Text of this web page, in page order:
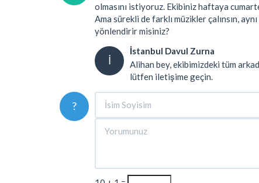
olmasını istiyoruz. Ekibiniz haftaya
Ama sürekli de farklı müzikler çalınsın,
yönlendirir misiniz?
İ
İstanbul Davul Zurna
Alihan bey, ekibimizdeki tüm
lütfen iletişime geçin.
?